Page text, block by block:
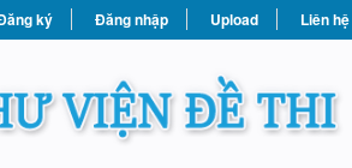
ký Đăng nhập Upload Liên hệ